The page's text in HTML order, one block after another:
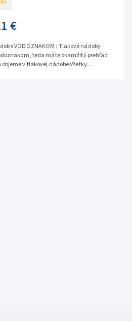
€
s VODOZNAKOM : Tlakové nádoby
teda máte okamžitý prehľad
v tlakovej nádobe.Všetky